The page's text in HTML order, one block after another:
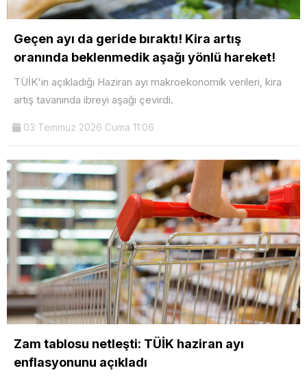
Geçen ayı da geride bıraktı! Kira artış
oranında beklenmedik aşağı yönlü hareket!
TÜİK'in açıkladığı Haziran ayı makroekonomik verileri, kira
artış tavanında ibreyi aşağı çevirdi.
03 Temmuz 2026 Cuma 11:06
Zam tablosu netleşti: TÜİK haziran ayı
enflasyonunu açıkladı